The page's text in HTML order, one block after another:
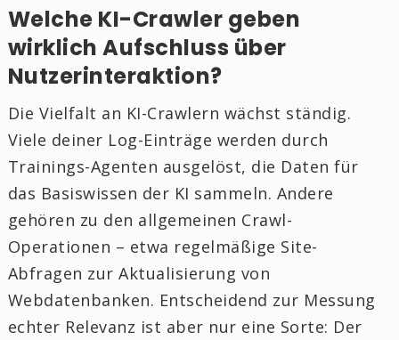
Welche KI-Crawler geben
wirklich Aufschluss über
Nutzerinteraktion?
Die Vielfalt an KI-Crawlern wächst ständig.
Viele deiner Log-Einträge werden durch
Trainings-Agenten ausgelöst, die Daten für
das Basiswissen der KI sammeln. Andere
gehören zu den allgemeinen Crawl-
Operationen – etwa regelmäßige Site-
Abfragen zur Aktualisierung von
Webdatenbanken. Entscheidend zur Messung
echter Relevanz ist aber nur eine Sorte: Der